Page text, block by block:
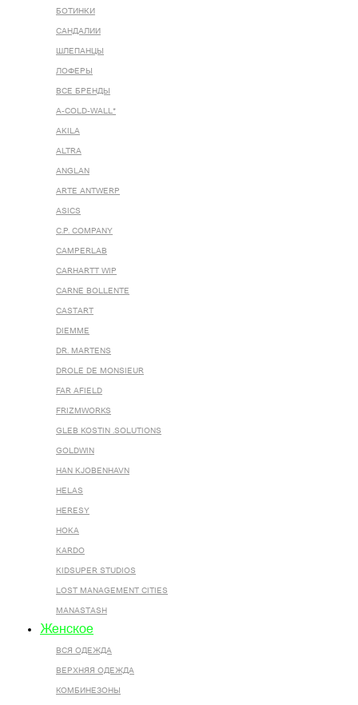
БОТИНКИ
САНДАЛИИ
ШЛЕПАНЦЫ
ЛОФЕРЫ
ВСЕ БРЕНДЫ
A-COLD-WALL*
AKILA
ALTRA
ANGLAN
ARTE ANTWERP
ASICS
C.P. COMPANY
CAMPERLAB
CARHARTT WIP
CARNE BOLLENTE
CASTART
DIEMME
DR. MARTENS
DROLE DE MONSIEUR
FAR AFIELD
FRIZMWORKS
GLEB KOSTIN .SOLUTIONS
GOLDWIN
HAN KJOBENHAVN
HELAS
HERESY
HOKA
KARDO
KIDSUPER STUDIOS
LOST MANAGEMENT CITIES
MANASTASH
Женское
ВСЯ ОДЕЖДА
ВЕРХНЯЯ ОДЕЖДА
КОМБИНЕЗОНЫ